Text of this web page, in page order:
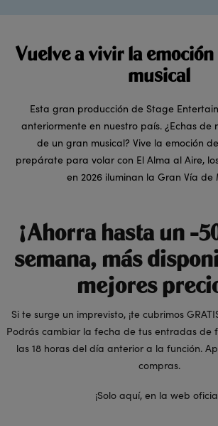
Vuelve a vivir la
musical
Esta gran producción de Stage
anteriormente en nuestro país. ¿Echas de
de un gran musical? Vive la emoción
prepárate para volar con El Alma al Aire,
en 2026 iluminan la Gran Vía de
¡Ahorra hasta un -
semana, más
mejores
Si te surge un imprevisto, ¡te cubrimos
Podrás cambiar la fecha de tus entradas de
las 18 horas del día anterior a la función.
compras.
¡Solo aquí, en la web